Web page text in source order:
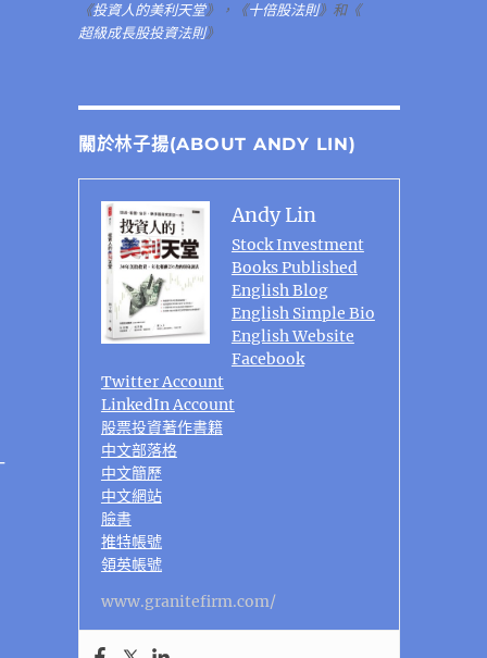
《投資人的美利天堂》，《十倍股法則》和《
超級成長股投資法則》
關於林子揚(ABOUT ANDY LIN)
Andy Lin
Stock Investment
Books Published
English Blog
English Simple Bio
English Website
Facebook
Twitter Account
LinkedIn Account
股票投資著作書籍
中文部落格
中文簡歷
中文網站
臉書
推特帳號
領英帳號
www.granitefirm.com/